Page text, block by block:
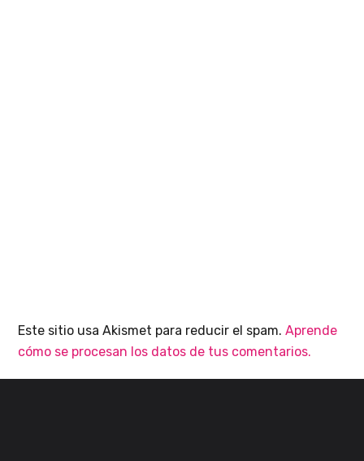
Este sitio usa Akismet para reducir el spam.Aprende
cómo se procesan los datos de tus comentarios.